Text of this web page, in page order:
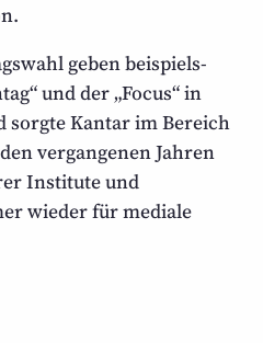
geben beispiels­
und der „Focus“ in
sorgte Kantar im Bereich
vergangenen Jahren
Institute und
wieder für mediale